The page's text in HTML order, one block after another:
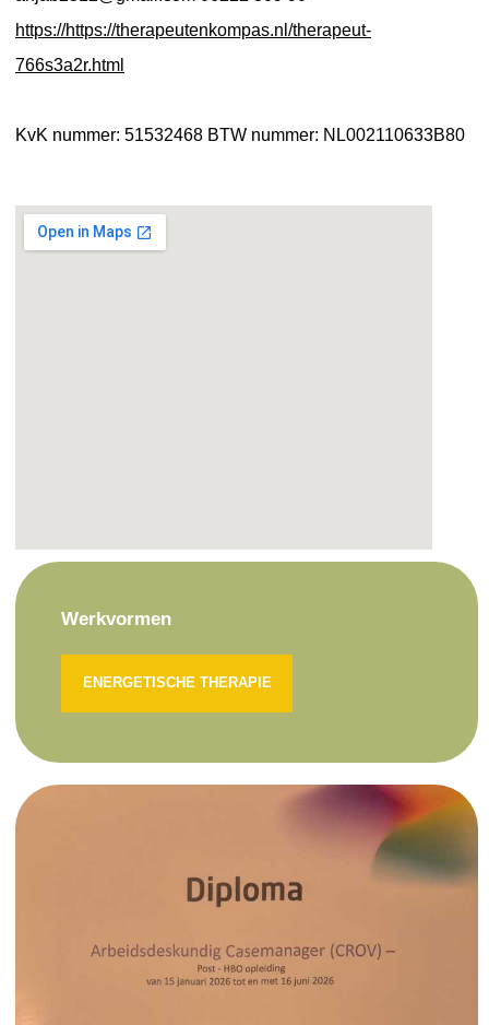
https://https://therapeutenkompas.nl/therapeut-
766s3a2r.html
KvK nummer: 51532468 BTW nummer: NL002110633B80
Werkvormen
ENERGETISCHE THERAPIE